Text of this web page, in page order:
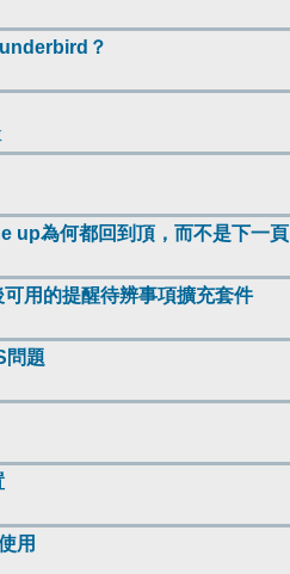
？
up為何都回到頂，而不是下一頁
用的提醒待辨事項擴充套件
問題
用